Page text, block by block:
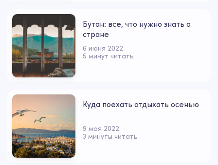
Бутан: все, что нужно знать о
стране
6 июня 2022
5 минут читать
Куда поехать отдыхать осенью
9 мая 2022
3 минуты читать